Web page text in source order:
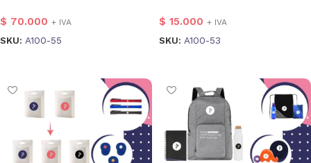
$ 70.000 + IVA
SKU: A100-55
$ 15.000 + IVA
SKU: A100-53